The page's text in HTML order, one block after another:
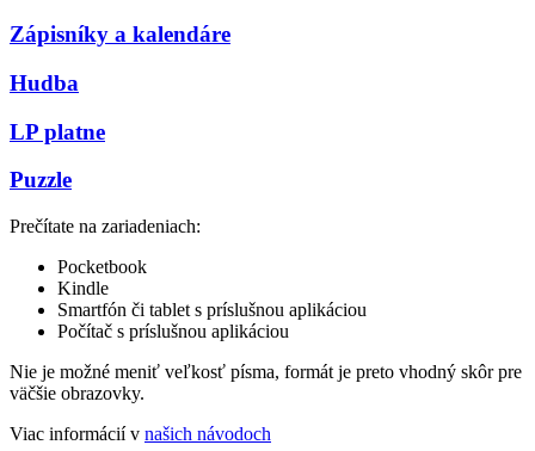
Zápisníky a kalendáre
Hudba
LP platne
Puzzle
Prečítate na zariadeniach:
Pocketbook
Kindle
Smartfón či tablet s príslušnou aplikáciou
Počítač s príslušnou aplikáciou
Nie je možné meniť veľkosť písma, formát je preto vhodný skôr pre
väčšie obrazovky.
Viac informácií v našich návodoch